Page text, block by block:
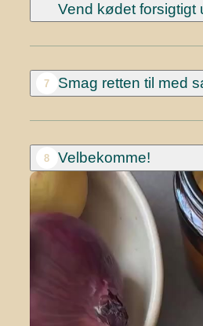
Vend kødet forsigtigt
7 Smag retten til med
8 Velbekomme!